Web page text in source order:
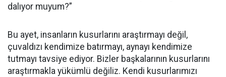
dalıyor muyum?”
Bu ayet, insanların kusurlarını araştırmayı değil,
çuvaldızı kendimize batırmayı, aynayı kendimize
tutmayı tavsiye ediyor. Bizler başkalarının kusurlarını
araştırmakla yükümlü değiliz. Kendi kusurlarımızı